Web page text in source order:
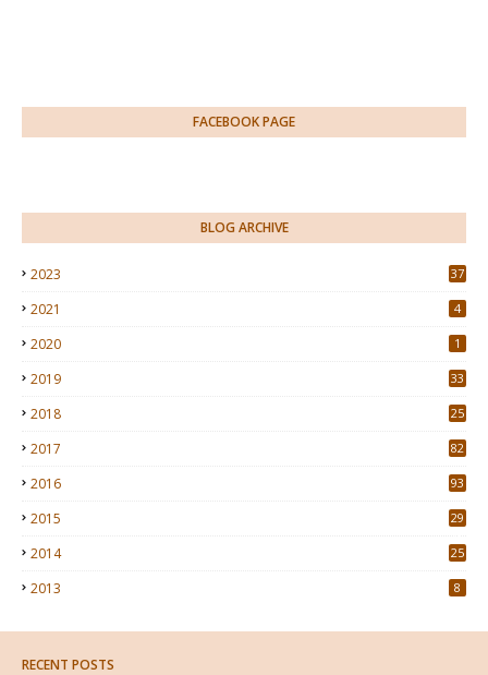
FACEBOOK PAGE
BLOG ARCHIVE
2023 37
2021 4
2020 1
2019 33
2018 25
2017 82
2016 93
2015
29
2014 25
2013 8
RECENT POSTS